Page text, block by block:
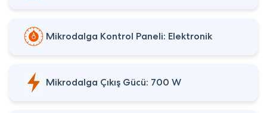
Mikrodalga Kontrol Paneli: Elektronik
Mikrodalga Çıkış Gücü: 700 W